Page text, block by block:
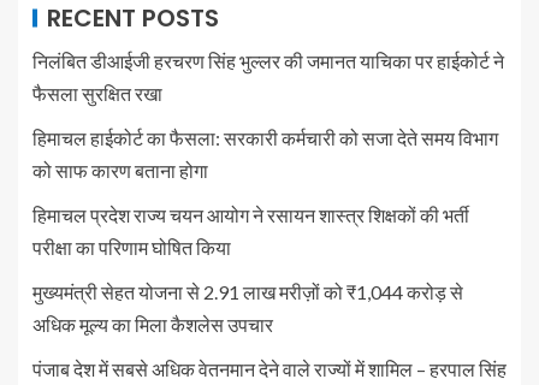
RECENT POSTS
निलंबित डीआईजी हरचरण सिंह भुल्लर की जमानत याचिका पर हाईकोर्ट ने
फैसला सुरक्षित रखा
हिमाचल हाईकोर्ट का फैसला: सरकारी कर्मचारी को सजा देते समय विभाग
को साफ कारण बताना होगा
हिमाचल प्रदेश राज्य चयन आयोग ने रसायन शास्त्र शिक्षकों की भर्ती
परीक्षा का परिणाम घोषित किया
मुख्यमंत्री सेहत योजना से 2.91 लाख मरीज़ों को ₹1,044 करोड़ से
अधिक मूल्य का मिला कैशलेस उपचार
पंजाब देश में सबसे अधिक वेतनमान देने वाले राज्यों में शामिल – हरपाल सिंह